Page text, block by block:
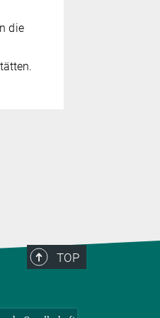
die
TOP